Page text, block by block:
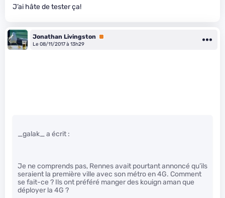
J’ai hâte de tester ça!
Jonathan Livingston
Premium
Le 08/11/2017 à 13h29
_galak_ a écrit :
Je ne comprends pas, Rennes avait pourtant annoncé qu’ils
seraient la première ville avec son métro en 4G. Comment
se fait-ce ? Ils ont préféré manger des kouign aman que
déployer la 4G ?